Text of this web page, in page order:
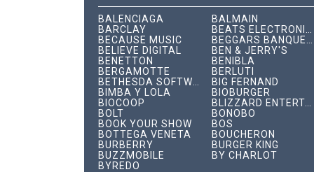
BALENCIAGA
BALMAIN
BARCLAY
BECAUSE MUSIC
BELIEVE DIGITAL
BEN & JERRY'S
BENETTON
BENIBLA
BERGAMOTTE
BERLUTI
BIG FERNAND
BIMBA Y LOLA
BIOBURGER
BIOCOOP
BLIZZARD ENTERTAINMENT
BOLT
BONOBO
BOOK YOUR SHOW
BOS
BOTTEGA VENETA
BOUCHERON
BURBERRY
BURGER KING
BUZZMOBILE
BY CHARLOT
BYREDO